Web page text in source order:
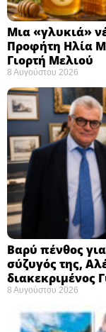
Μια «γλυκιά»
Προφήτη Ηλία
Γιορτή Μελιού
8 Αυγούστου 2026
Βαρύ πένθος
σύζυγός της,
διακεκριμένος
8 Αυγούστου 2026